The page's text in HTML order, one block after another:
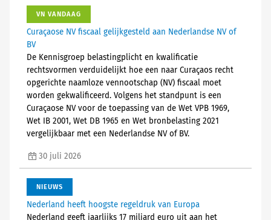
VN VANDAAG
Curaçaose NV fiscaal gelijkgesteld aan Nederlandse NV of
BV
De Kennisgroep belastingplicht en kwalificatie
rechtsvormen verduidelijkt hoe een naar Curaçaos recht
opgerichte naamloze vennootschap (NV) fiscaal moet
worden gekwalificeerd. Volgens het standpunt is een
Curaçaose NV voor de toepassing van de Wet VPB 1969,
Wet IB 2001, Wet DB 1965 en Wet bronbelasting 2021
vergelijkbaar met een Nederlandse NV of BV.
30 juli 2026
NIEUWS
Nederland heeft hoogste regeldruk van Europa
Nederland geeft jaarlijks 17 miljard euro uit aan het